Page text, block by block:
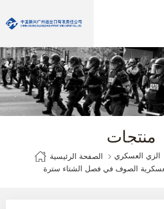
منتجات
الصفحة الرئيسية الزي العسكري